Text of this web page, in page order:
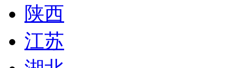
陕西
江苏